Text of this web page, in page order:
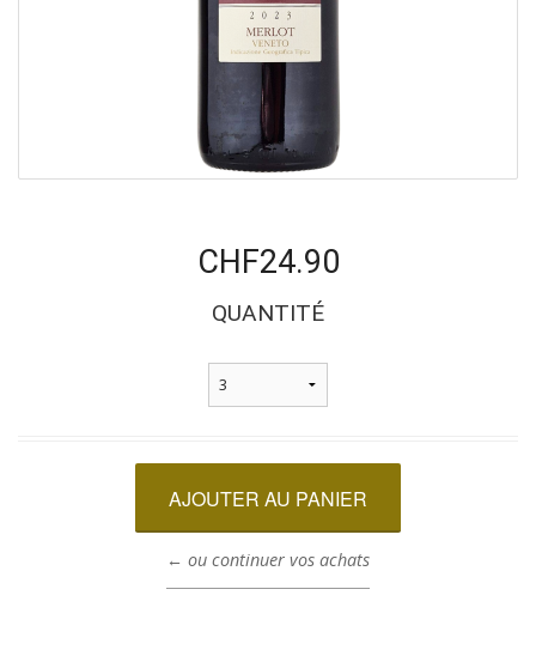
CHF24.90
QUANTITÉ
← ou continuer vos achats